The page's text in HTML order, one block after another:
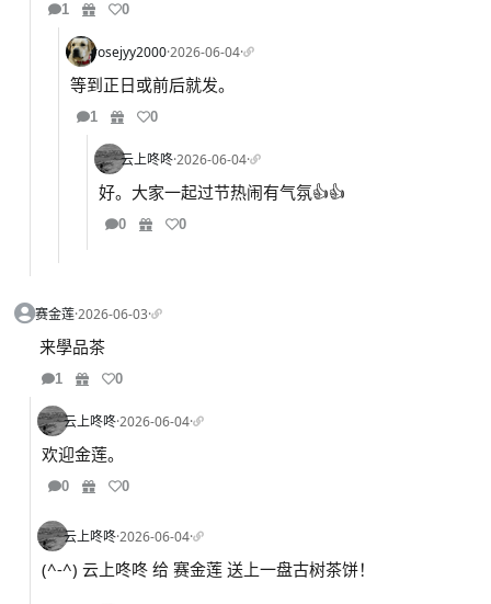
1 0
rosejyy2000·2026-06-04·
等到正日或前后就发。
1 0
云上咚咚·2026-06-04·
好。大家一起过节热闹有气氛👍👍
0 0
赛金莲·2026-06-03·
来學品茶
1 0
云上咚咚·2026-06-04·
欢迎金莲。
0 0
云上咚咚·2026-06-04·
(^-^) 云上咚咚 给 赛金莲 送上一盘古树茶饼！